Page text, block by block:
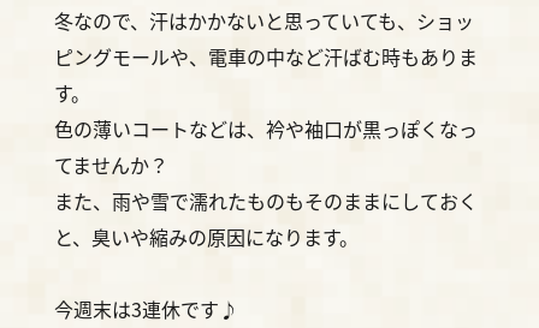
冬なので、汗はかかないと思っていても、ショッ
ピングモールや、電車の中など汗ばむ時もありま
す。
色の薄いコートなどは、衿や袖口が黒っぽくなっ
てませんか？
また、雨や雪で濡れたものもそのままにしておく
と、臭いや縮みの原因になります。
今週末は3連休です♪